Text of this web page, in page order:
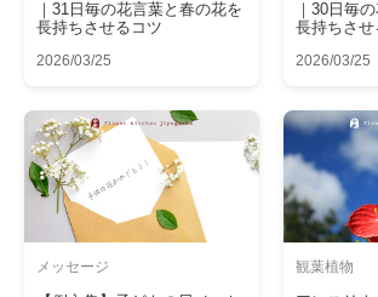
｜31日毎の花言葉と春の花を
長持ちさせるコツ
2026/03/25
｜30日毎
長持ちさせ
2026/03/25
メッセージ 観葉植物